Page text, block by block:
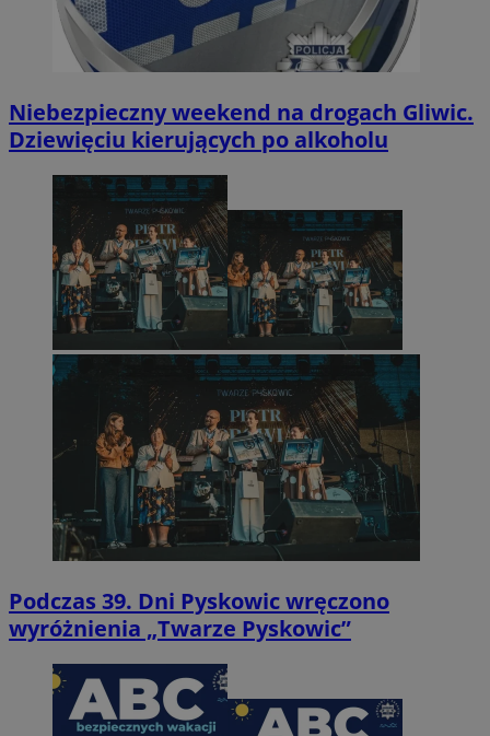
Niebezpieczny weekend na drogach Gliwic.
Dziewięciu kierujących po alkoholu
Podczas 39. Dni Pyskowic wręczono
wyróżnienia „Twarze Pyskowic”